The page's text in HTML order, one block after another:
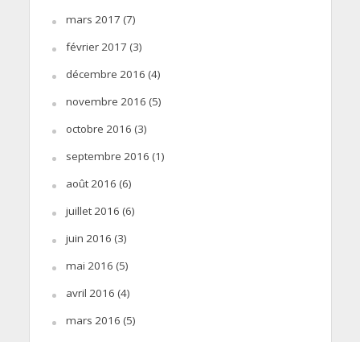
mars 2017 (7)
février 2017 (3)
décembre 2016 (4)
novembre 2016 (5)
octobre 2016 (3)
septembre 2016 (1)
août 2016 (6)
juillet 2016 (6)
juin 2016 (3)
mai 2016 (5)
avril 2016 (4)
mars 2016 (5)